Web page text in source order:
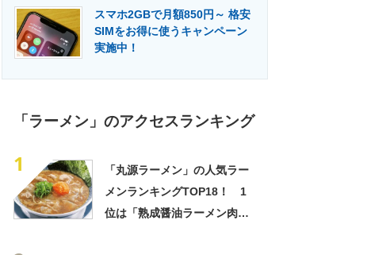
スマホ2GBで月額850円～ 格安
SIMをお得に使うキャンペーン
実施中！
「ラーメン」のアクセスランキング
1
「丸源ラーメン」の人気ラー
メンランキングTOP18！ 1
位は「熟成醤油ラーメン肉そ